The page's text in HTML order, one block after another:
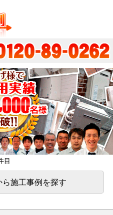
目
施工事例を探す